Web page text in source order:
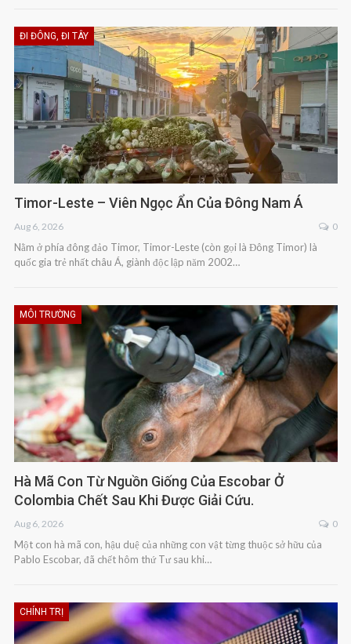
ĐI ĐÔNG, ĐI TÂY
Timor-Leste – Viên Ngọc Ẩn Của Đông Nam Á
Aug 6, 2026 0
Nằm ở phía đông đảo Timor, Timor-Leste (còn gọi là Đông Timor) là
quốc gia trẻ nhất châu Á, giành độc lập năm 2002…
MÔI TRƯỜNG
Hà Mã Con Từ Nguồn Giống Của Escobar Ở
Colombia Chết Sau Khi Được Giải Cứu.
Aug 6, 2026 0
Một con hà mã con, hậu duệ của những con vật từng thuộc sở hữu của
Pablo Escobar, đã chết hôm thứ Tư sau khi…
CHÍNH TRỊ